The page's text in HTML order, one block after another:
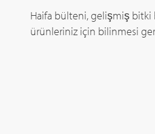
Haifa bülteni, gelişmiş bitki
ürünleriniz için bilinmesi